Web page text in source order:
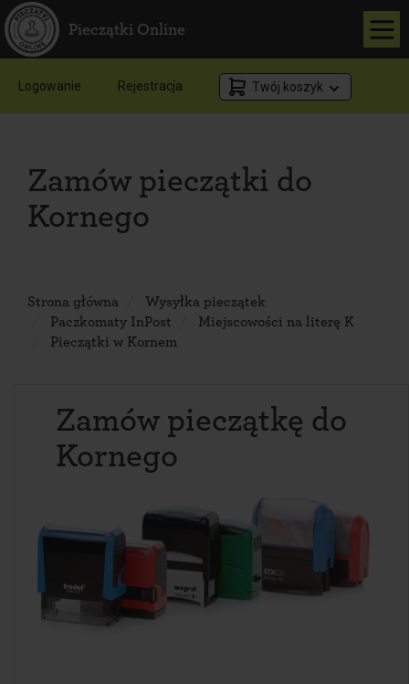
Pieczątki Online
Logowanie Rejestracja Twój koszyk
Zamów pieczątki do
Kornego
Strona główna
Wysyłka pieczątek
Paczkomaty InPost
Miejscowości na literę K
Pieczątki w Kornem
Zamów pieczątkę do
Kornego